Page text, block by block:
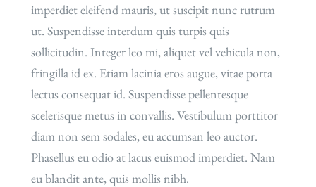
imperdiet eleifend mauris, ut suscipit nunc rutrum
ut. Suspendisse interdum quis turpis quis
sollicitudin. Integer leo mi, aliquet vel vehicula non,
fringilla id ex. Etiam lacinia eros augue, vitae porta
lectus consequat id. Suspendisse pellentesque
scelerisque metus in convallis. Vestibulum porttitor
diam non sem sodales, eu accumsan leo auctor.
Phasellus eu odio at lacus euismod imperdiet. Nam
eu blandit ante, quis mollis nibh.